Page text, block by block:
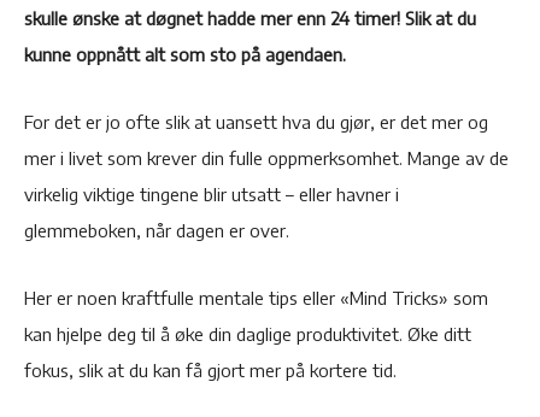
skulle ønske at døgnet hadde mer enn 24 timer! Slik at du
kunne oppnått alt som sto på agendaen.
For det er jo ofte slik at uansett hva du gjør, er det mer og
mer i livet som krever din fulle oppmerksomhet. Mange av de
virkelig viktige tingene blir utsatt – eller havner i
glemmeboken, når dagen er over.
Her er noen kraftfulle mentale tips eller «Mind Tricks» som
kan hjelpe deg til å øke din daglige produktivitet. Øke ditt
fokus, slik at du kan få gjort mer på kortere tid.